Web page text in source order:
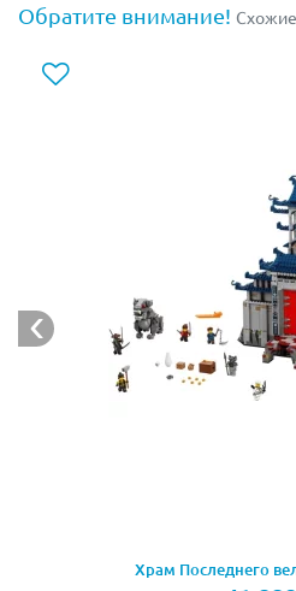
дракона, при этом солдат
Исход поединка сможет
Из деталей набора Лего
механического дракона
выполнено в зелёно-чёрном
ярких золотых акцентов.
голова с открывающейся
торчащим розово-
усы, маленькие рожки и
очень эффектно.
Обратите внимание!
Храм Последнего